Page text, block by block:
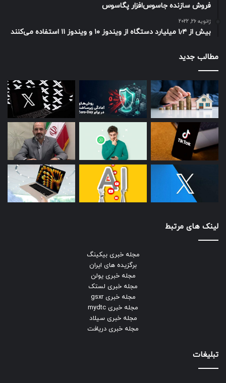
فروش سازنده جاسوس‌افزار پگاسوس
ژانویه 26, 2022
بیش از ۱٫۴ میلیارد دستگاه از ویندوز ۱۰ و ویندوز ۱۱ استفاده می‌کنند
مطالب جدید
لینک های مرتبط
مجله خبری بیکینگ
برگزیده های ایران
مجله خبری یولن
مجله خبری لستک
مجله خبری gsxr
مجله خبری mydtc
مجله خبری سیلاد
مجله خبری دریافت
تبلیغات